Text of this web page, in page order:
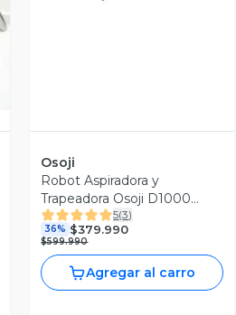
Osoji
Robot Aspiradora y
Trapeadora Osoji D1000
PRO
5(3)
36% $379.990
$599.990
Agregar al carro